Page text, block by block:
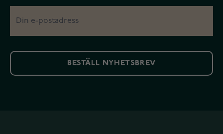
BESTÄLL NYHETSBREV